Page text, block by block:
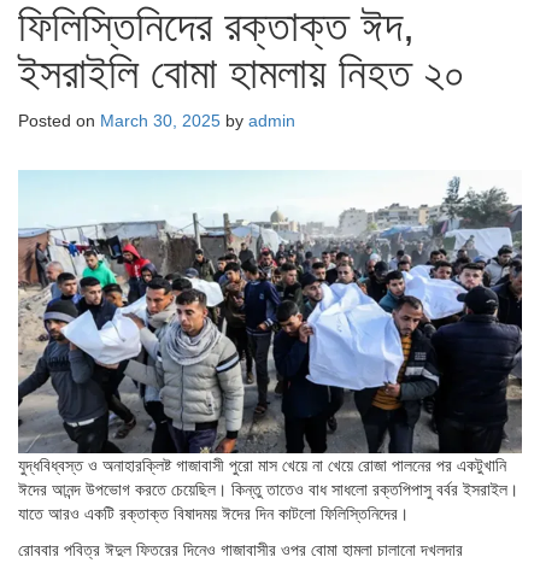
ফিলিস্তিনিদের রক্তাক্ত ঈদ,
ইসরাইলি বোমা হামলায় নিহত ২০
Posted on March 30, 2025 by admin
যুদ্ধবিধ্বস্ত ও অনাহারক্লিষ্ট গাজাবাসী পুরো মাস খেয়ে না খেয়ে রোজা পালনের পর একটুখানি
ঈদের আনন্দ উপভোগ করতে চেয়েছিল। কিন্তু তাতেও বাধ সাধলো রক্তপিপাসু বর্বর ইসরাইল।
যাতে আরও একটি রক্তাক্ত বিষাদময় ঈদের দিন কাটলো ফিলিস্তিনিদের।
রোববার পবিত্র ঈদুল ফিতরের দিনেও গাজাবাসীর ওপর বোমা হামলা চালানো দখলদার